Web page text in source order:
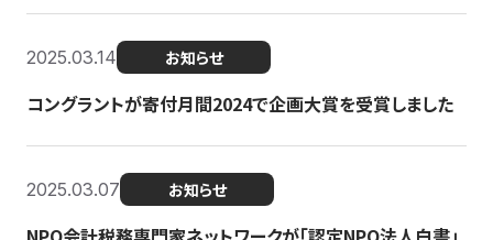
2025.03.14 お知らせ
コングラントが寄付月間2024で企画大賞を受賞しました
2025.03.07 お知らせ